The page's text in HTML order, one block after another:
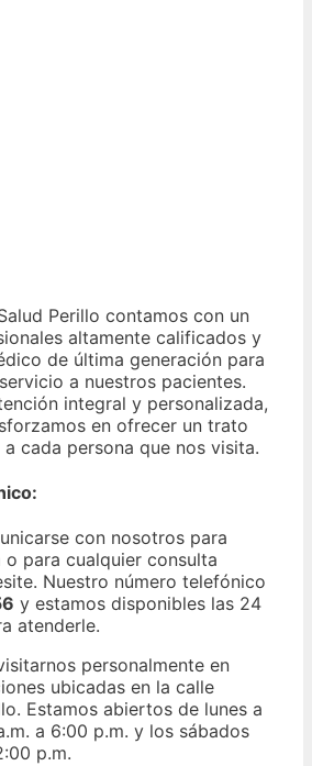
Perillo contamos con un
altamente calificados y
de última generación para
a nuestros pacientes.
integral y personalizada,
en ofrecer un trato
cada persona que nos visita.
con nosotros para
para cualquier consulta
Nuestro número telefónico
y estamos disponibles las 24
atenderle.
personalmente en
ubicadas en la calle
Estamos abiertos de lunes a
a 6:00 p.m. y los sábados
p.m.